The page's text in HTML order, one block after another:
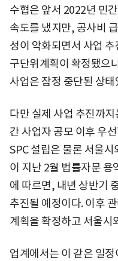
수협은 앞서 2022년 민
속도를 냈지만, 공사비
성이 악화되면서 사업
구단위계획이 확정됐으
사업은 잠정 중단된 상태
다만 실제 사업 추진까
간 사업자 공모 이후 우
SPC 설립은 물론 서울
이 지난 2월 법률자문 용
에 따르면, 내년 상반기
추진될 예정이다. 이후
계획을 확정하고 서울시
업계에서는 이 같은 일